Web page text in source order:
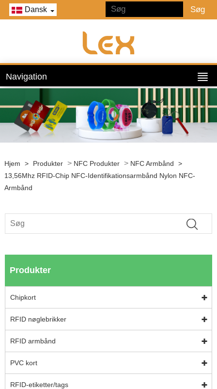
Dansk
Navigation
Hjem > Produkter > NFC Produkter > NFC Armbånd
>
13,56Mhz RFID-Chip NFC-Identifikationsarmbånd Nylon NFC-
Armbånd
Produkter
Chipkort
RFID nøglebrikker
RFID armbånd
PVC kort
RFID-etiketter/tags